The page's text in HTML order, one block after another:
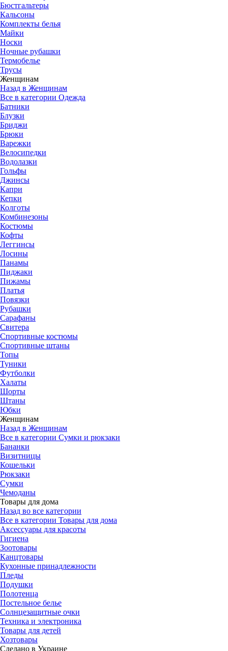
Бюстгальтеры
Кальсоны
Комплекты белья
Майки
Носки
Ночные рубашки
Термобелье
Трусы
Женщинам
Назад в Женщинам
Все в категории Одежда
Батники
Блузки
Бриджи
Брюки
Варежки
Велосипедки
Водолазки
Гольфы
Джинсы
Капри
Кепки
Колготы
Комбинезоны
Костюмы
Кофты
Леггинсы
Лосины
Панамы
Пиджаки
Пижамы
Платья
Повязки
Рубашки
Сарафаны
Свитера
Спортивные костюмы
Спортивные штаны
Топы
Туники
Футболки
Халаты
Шорты
Штаны
Юбки
Женщинам
Назад в Женщинам
Все в категории Сумки и рюкзаки
Бананки
Визитницы
Кошельки
Рюкзаки
Сумки
Чемоданы
Товары для дома
Назад во все категории
Все в категории Товары для дома
Аксессуары для красоты
Гигиена
Зоотовары
Канцтовары
Кухонные принадлежности
Пледы
Подушки
Полотенца
Постельное белье
Солнцезащитные очки
Техника и электроника
Товары для детей
Хозтовары
Сделано в Украине